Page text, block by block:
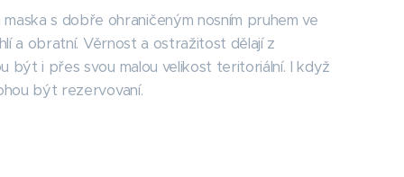
​​s dobře ohraničeným nosním pruhem ve
a obratní. Věrnost a ostražitost dělají z
být i přes svou malou velikost teritoriální. I když
být rezervovaní.